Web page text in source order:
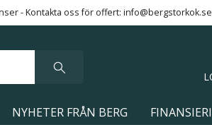
- Kontakta oss för offert: info@bergstorkok.se
NYHETER FRÅN BERG